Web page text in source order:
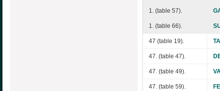
1. (table 57).
1. (table 66).
47 (table 19).
47. (table 47).
47. (table 49).
47. (table 59).